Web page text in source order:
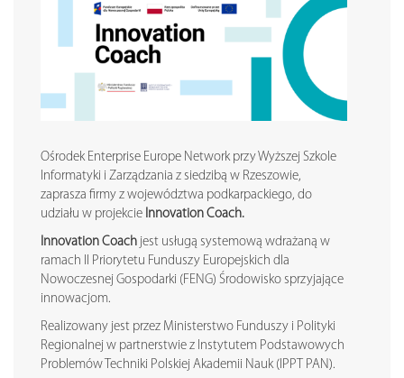
Ośrodek Enterprise Europe Network przy Wyższej Szkole
Informatyki i Zarządzania z siedzibą w Rzeszowie,
zaprasza firmy z województwa podkarpackiego, do
udziału w projekcie Innovation Coach.
Innovation Coach jest usługą systemową wdrażaną w
ramach II Priorytetu Funduszy Europejskich dla
Nowoczesnej Gospodarki (FENG) Środowisko sprzyjające
innowacjom.
Realizowany jest przez Ministerstwo Funduszy i Polityki
Regionalnej w partnerstwie z Instytutem Podstawowych
Problemów Techniki Polskiej Akademii Nauk (IPPT PAN).